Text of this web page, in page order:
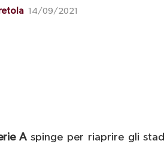
14/09/2021
Aspinge per riaprire gli